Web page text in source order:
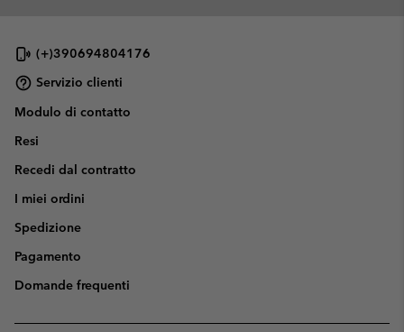
(+)390694804176
Servizio clienti
Modulo di contatto
Resi
Recedi dal contratto
I miei ordini
Spedizione
Pagamento
Domande frequenti